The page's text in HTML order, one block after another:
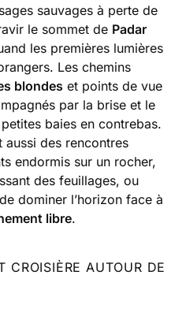
sauvages à perte de
le sommet de Padar
les premières lumières
Les chemins
blondes et points de vue
par la brise et le
baies en contrebas.
aussi des rencontres
endormis sur un rocher,
des feuillages, ou
dominer l’horizon face à
libre.
CROISIÈRE AUTOUR DE